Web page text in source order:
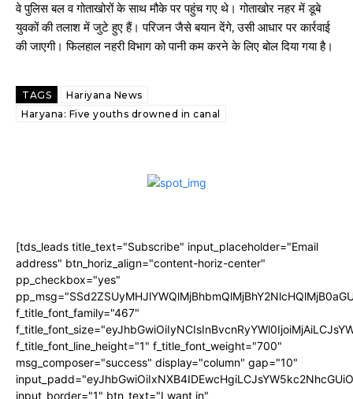
वे पुलिस बल व गोताखोरों के साथ मौके पर पहुंच गए थे। गोताखोर नहर में डूबे
युवकों की तलाश में जुटे हुए हैं। परिजन जैसे बयान देंगे, उसी आधार पर कार्रवाई
की जाएगी। फिलहाल नहरी विभाग को पानी कम करने के लिए बोल दिया गया है।
TAGS
Hariyana News
Haryana: Five youths drowned in canal
[tds_leads title_text="Subscribe" input_placeholder="Email
address" btn_horiz_align="content-horiz-center"
pp_checkbox="yes"
f_title_font_family="467"
f_title_font_line_height="1" f_title_font_weight="700"
msg_composer="success" display="column" gap="10"
input_border="1" btn_text="I want in"